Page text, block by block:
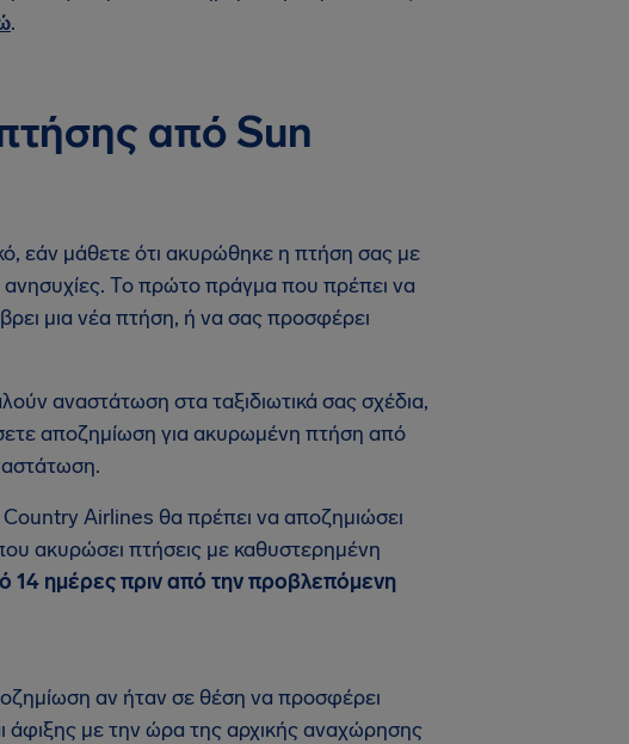
.
από Sun
εάν μάθετε ότι ακυρώθηκε η πτήση σας με
Το πρώτο πράγμα που πρέπει να
μια νέα πτήση, ή να σας προσφέρει
αναστάτωση στα ταξιδιωτικά σας σχέδια,
αποζημίωση για ακυρωμένη πτήση από
Airlines θα πρέπει να αποζημιώσει
ακυρώσει πτήσεις με καθυστερημένη
14 ημέρες πριν από την προβλεπόμενη
αν ήταν σε θέση να προσφέρει
με την ώρα της αρχικής αναχώρησης